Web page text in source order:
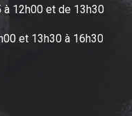
à 12h00 et de 13h30
et 13h30 à 16h30